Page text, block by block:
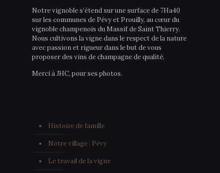
Notre vignoble s’étend sur une surface de 7Ha40
sur les communes de Pévy et Prouilly, au cœur du
vignoble champenois du Massif de Saint Thierry.
Nous cultivons la vigne dans le respect de la nature
avec passion et rigueur dans le but de vous
proposer des vins de champagne de qualité.
Merci à JHC, pour ses photos.
Histoire de famille
Notre village : Pévy
Le travail de la vigne